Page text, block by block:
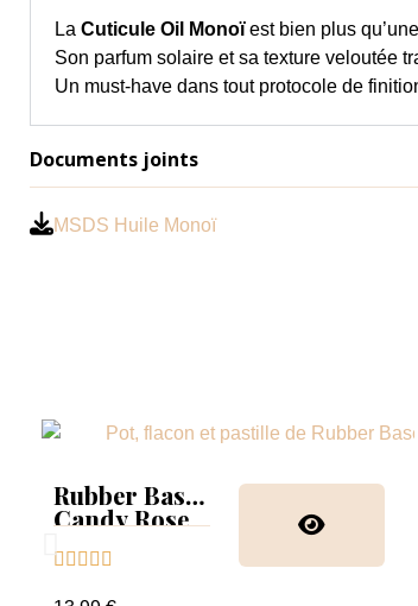
La Cuticule Oil Monoïest bien plus
Son parfum solaire et sa texture veloutée
Un must-have dans tout protocole de
Documents joints
MSDS Huile Monoï
Rubber Base
Candy Rose
    